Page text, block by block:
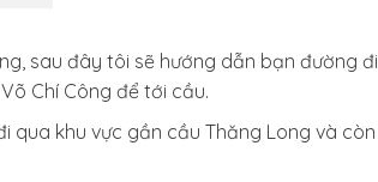
sau đây tôi sẽ hướng dẫn bạn đường
Chí Công để tới cầu.
qua khu vực gần cầu Thăng Long và còn